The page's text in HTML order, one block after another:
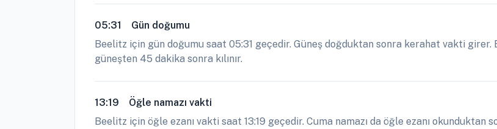
05:31
Gün doğumu
Beelitz için gün doğumu saat 05:31 geçedir. Güneş doğduktan sonra kerahat vakti
güneşten 45 dakika sonra kılınır.
13:19
Öğle namazı vakti
Beelitz için öğle ezanı vakti saat 13:19 geçedir. Cuma namazı da öğle ezanı okunduktan